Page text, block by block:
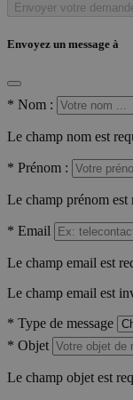
Envoyer votre
Envoyez un message à
* Nom :
Le champ nom est
* Prénom :
Le champ prénom est
* Email
Le champ email est
Le champ email est
* Type de message
* Objet
Le champ objet est